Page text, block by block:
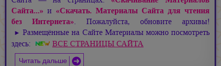
Сайта...» и «Скачать. Материалы Сайта для чтения
без Интернета». Пожалуйста, обновите архивы!
► Размещённые на Сайте Материалы можно посмотреть
здесь:
ВСЕ СТРАНИЦЫ САЙТА
Читать дальше